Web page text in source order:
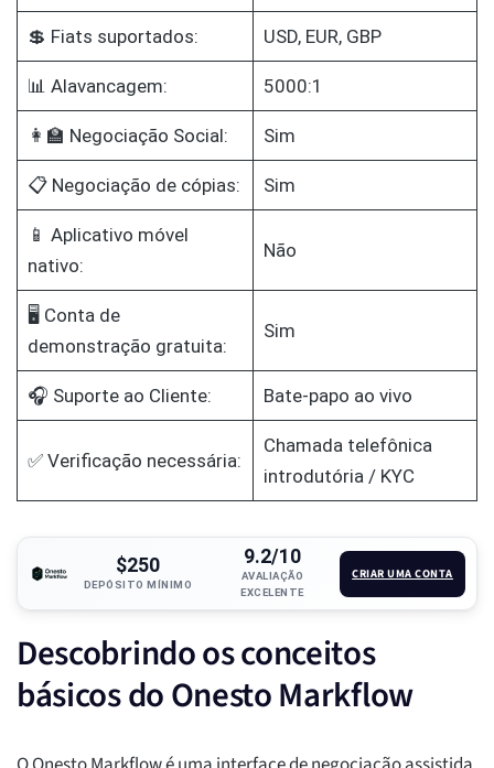
💲 Fiats suportados: USD, EUR, GBP
📊 Alavancagem: 5000:1
👩‍🏫 Negociação Social: Sim
📋 Negociação de cópias: Sim
📱 Aplicativo móvel
nativo:
Não
🖥️ Conta de
demonstração gratuita:
Sim
🎧 Suporte ao Cliente: Bate-papo ao vivo
✅ Verificação necessária:
Chamada telefônica
introdutória / KYC
$250
DEPÓSITO MÍNIMO
9.2/10
AVALIAÇÃO
EXCELENTE
CRIAR UMA CONTA
Descobrindo os conceitos
básicos do Onesto Markflow